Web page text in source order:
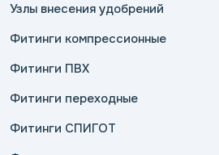
Узлы внесения удобрений
Фитинги компрессионные
Фитинги ПВХ
Фитинги переходные
Фитинги СПИГОТ